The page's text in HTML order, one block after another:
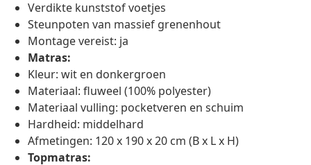
Verdikte kunststof voetjes
Steunpoten van massief grenenhout
Montage vereist: ja
Matras:
Kleur: wit en donkergroen
Materiaal: fluweel (100% polyester)
Materiaal vulling: pocketveren en schuim
Hardheid: middelhard
Afmetingen: 120 x 190 x 20 cm (B x L x H)
Topmatras: